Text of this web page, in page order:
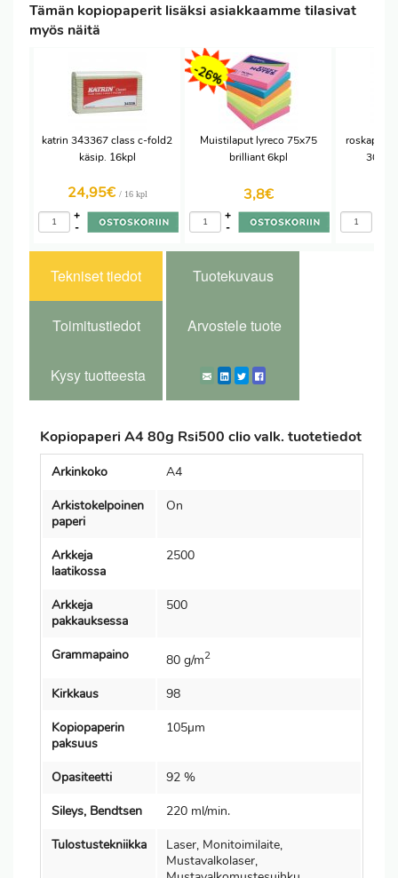
Tämän kopiopaperit lisäksi asiakkaamme tilasivat
myös näitä
katrin 343367 class c-fold2
käsip. 16kpl
24,95€ / 16 kpl
-
+
-26%
Muistilaput lyreco 75x75
brilliant 6kpl
3,8€
-
+
30l
Tekniset tiedot Tuotekuvaus
Toimitustiedot Arvostele tuote
Kysy tuotteesta
Kopiopaperi A4 80g Rsi500 clio valk. tuotetiedot
Arkinkoko
A4
Arkistokelpoinen
paperi
On
Arkkeja
laatikossa
2500
Arkkeja
pakkauksessa
500
Grammapaino 80 g/m2
Kirkkaus
98
Kopiopaperin
paksuus
105µm
Opasiteetti
92 %
Sileys, Bendtsen
220 ml/min.
Tulostustekniikka
Laser, Monitoimilaite,
Mustavalkolaser,